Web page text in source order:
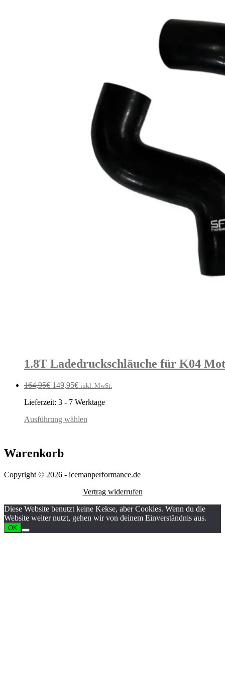
1.8T Ladedruckschläuche für K04
164,95€ Ursprünglicher
war:
149,95€Aktueller
ist:
inkl. MwSt.
Lieferzeit: 3 - 7 Werktage
Ausführung wählen
Warenkorb
Copyright © 2026 - icemanperformance.de
Vertrag widerrufen
Diese Website benutzt keine Kekse, aber Cookies. Wenn du die
Website weiter nutzt, gehen wir von deinem Einverständnis aus.
OK